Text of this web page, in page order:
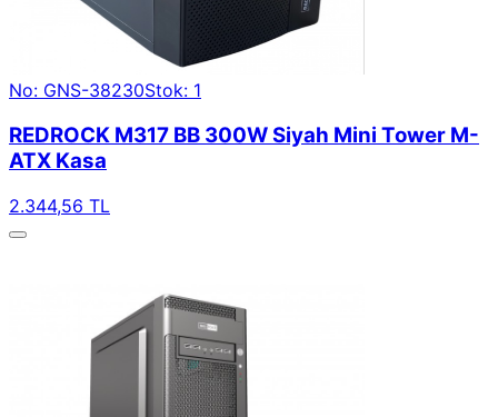
No: GNS-38230Stok: 1
REDROCK M317 BB 300W Siyah Mini Tower M-
ATX Kasa
2.344,56 TL